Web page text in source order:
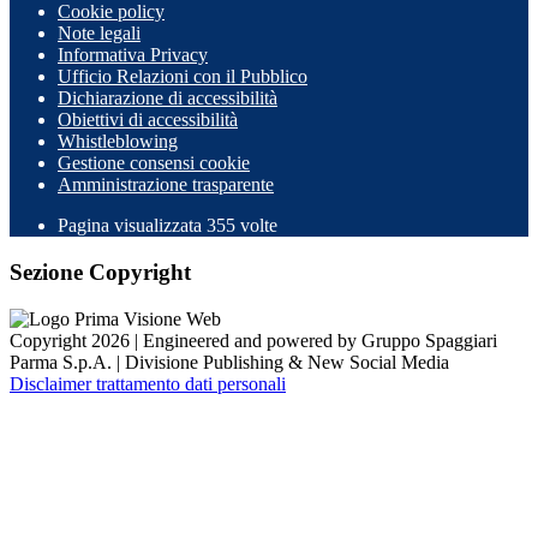
Cookie policy
Note legali
Informativa Privacy
Ufficio Relazioni con il Pubblico
Dichiarazione di accessibilità
Obiettivi di accessibilità
Whistleblowing
Gestione consensi cookie
Amministrazione trasparente
Pagina visualizzata 355 volte
Sezione Copyright
Copyright 2026 | Engineered and powered by Gruppo Spaggiari
Parma S.p.A. | Divisione Publishing & New Social Media
Disclaimer trattamento dati personali